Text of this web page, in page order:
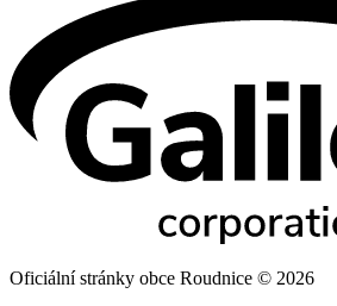
Oficiální stránky obce Roudnice © 2026